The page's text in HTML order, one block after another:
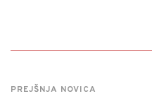
PREJŠNJA NOVICA